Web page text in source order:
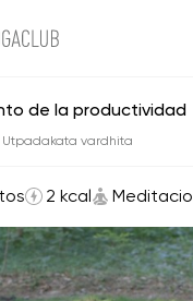
Meditaciones
de la productividad
Utpadakata vardhita
2 kcal